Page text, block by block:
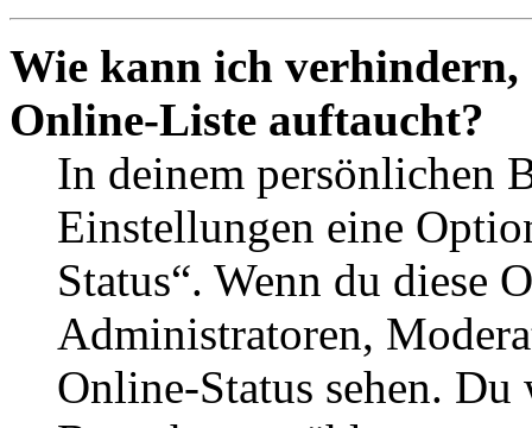
Wie kann ich verhindern,
Online-Liste auftaucht?
In deinem persönlichen
Einstellungen eine
Status“. Wenn du diese
Administratoren,
Online-Status sehen.